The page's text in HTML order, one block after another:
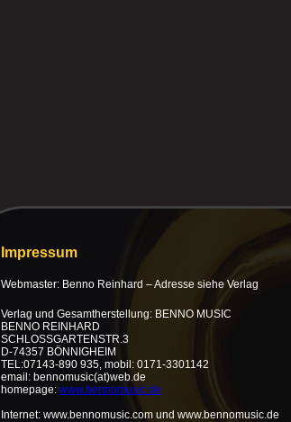
Impressum
Webmaster: Benno Reinhard – Adresse siehe Verlag
Verlag und Gesamtherstellung: BENNO MUSIC
BENNO REINHARD
SCHLOSSGARTENSTR.3
D-74357 BÖNNIGHEIM
TEL:07143-890 935, mobil: 0171-3301142
email: bennomusic(at)web.de
homepage: www.bennomusic.de
Internet: www.bennomusic.com und www.bennomusic.de